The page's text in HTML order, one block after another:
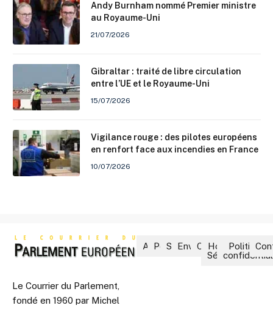
Andy Burnham nommé Premier ministre
au Royaume-Uni
21/07/2026
Gibraltar : traité de libre circulation
entre l’UE et le Royaume-Uni
15/07/2026
Vigilance rouge : des pilotes européens
en renfort face aux incendies en France
10/07/2026
Le Courrier du Parlement,
fondé en 1960 par Michel
Accueil
Politique
Société
Environnement
CultureHors-
Séries
Politique